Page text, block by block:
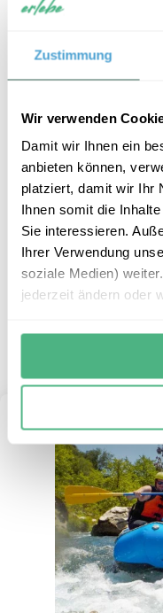
Zustimmung
Wir verwenden
Damit wir Ihnen ein
anbieten können,
platziert, damit wir Ihr
Ihnen somit die
Sie interessieren.
Ihrer Verwendung
soziale Medien)
jederzeit ändern oder
11 Tempel-
Reiseform:
Reisedauer:
2 Tage/
Reiseroute:
Koyasan
ab €
ab €
ZUM